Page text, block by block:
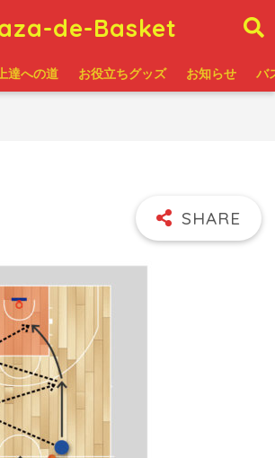
de-Basket
上達への道 お役立ちグッズ お知らせ バ